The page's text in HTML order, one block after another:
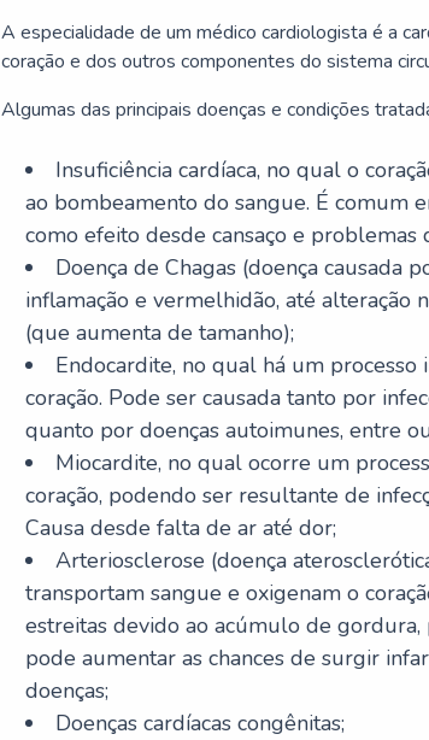
A especialidade de um médico cardiologista é a
coração e dos outros componentes do sistema
Algumas das principais doenças e condições
Insuficiência cardíaca, no qual o
ao bombeamento do sangue. É comum
como efeito desde cansaço e problemas
Doença de Chagas (doença causada
inflamação e vermelhidão, até alteração
(que aumenta de tamanho);
Endocardite, no qual há um
coração. Pode ser causada tanto por
quanto por doenças autoimunes, entre
Miocardite, no qual ocorre um
coração, podendo ser resultante de
Causa desde falta de ar até dor;
Arteriosclerose (doença
transportam sangue e oxigenam o
estreitas devido ao acúmulo de
pode aumentar as chances de surgir
doenças;
Doenças cardíacas congênitas;